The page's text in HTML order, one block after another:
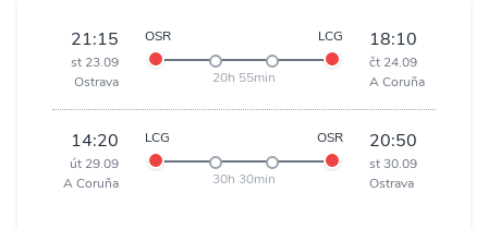
21:15
st 23.09
Ostrava
OSR LCG
20h 55min
18:10
čt 24.09
A Coruña
14:20
út 29.09
A Coruña
LCG OSR
30h 30min
20:50
st 30.09
Ostrava